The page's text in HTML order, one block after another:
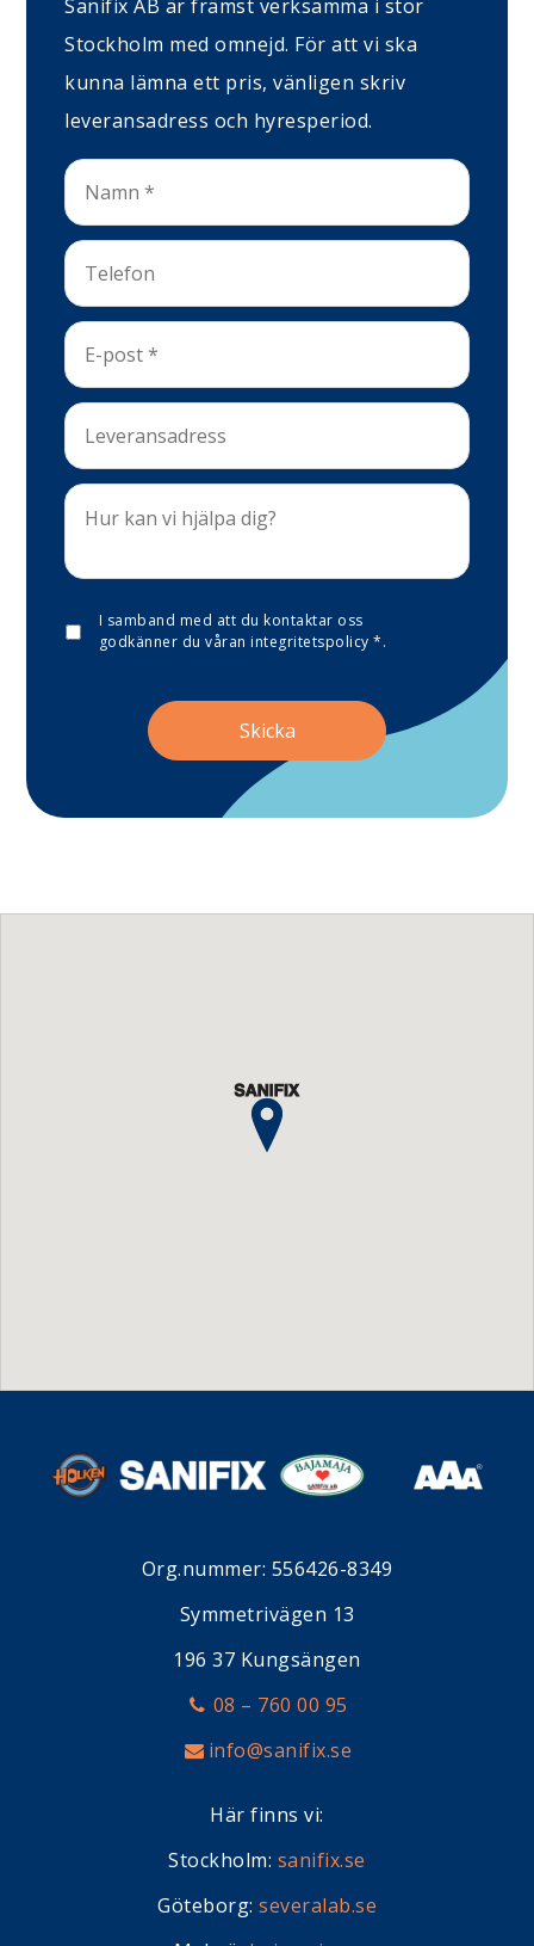
Sanifix AB är främst verksamma i stor
Stockholm med omnejd. För att vi ska
kunna lämna ett pris, vänligen skriv
leveransadress och hyresperiod.
I samband med att du kontaktar oss
godkänner du våranintegritetspolicy *.
Org.nummer: 556426-8349
Symmetrivägen 13
196 37 Kungsängen
08 – 760 00 95
info@sanifix.se
Här finns vi:
Stockholm: sanifix.se
Göteborg: severalab.se